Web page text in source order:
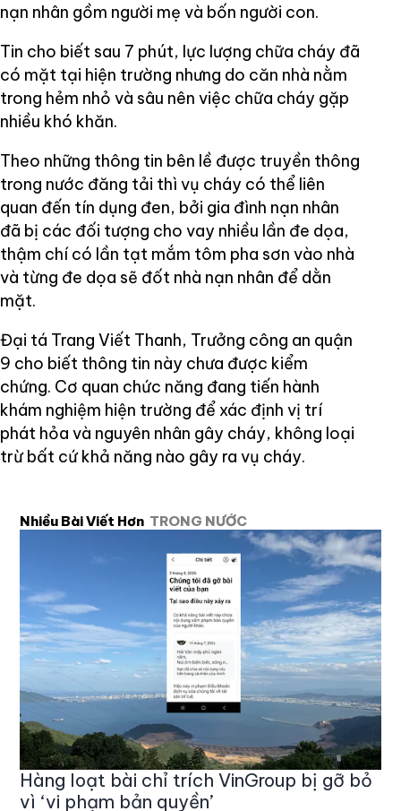
nạn nhân gồm người mẹ và bốn người con.
Tin cho biết sau 7 phút, lực lượng chữa cháy đã
có mặt tại hiện trường nhưng do căn nhà nằm
trong hẻm nhỏ và sâu nên việc chữa cháy gặp
nhiều khó khăn.
Theo những thông tin bên lề được truyền thông
trong nước đăng tải thì vụ cháy có thể liên
quan đến tín dụng đen, bởi gia đình nạn nhân
đã bị các đối tượng cho vay nhiều lần đe dọa,
thậm chí có lần tạt mắm tôm pha sơn vào nhà
và từng đe dọa sẽ đốt nhà nạn nhân để dằn
mặt.
Đại tá Trang Viết Thanh, Trưởng công an quận
9 cho biết thông tin này chưa được kiểm
chứng. Cơ quan chức năng đang tiến hành
khám nghiệm hiện trường để xác định vị trí
phát hỏa và nguyên nhân gây cháy, không loại
trừ bất cứ khả năng nào gây ra vụ cháy.
Nhiều Bài Viết Hơn TRONG NƯỚC
Hàng loạt bài chỉ trích VinGroup bị gỡ bỏ
vì ‘vi phạm bản quyền’